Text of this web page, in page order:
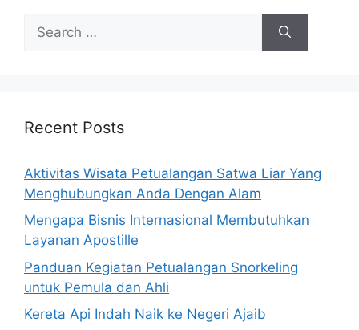
for:
Recent Posts
Aktivitas Wisata Petualangan Satwa Liar Yang
Menghubungkan Anda Dengan Alam
Mengapa Bisnis Internasional Membutuhkan
Layanan Apostille
Panduan Kegiatan Petualangan Snorkeling
untuk Pemula dan Ahli
Kereta Api Indah Naik ke Negeri Ajaib